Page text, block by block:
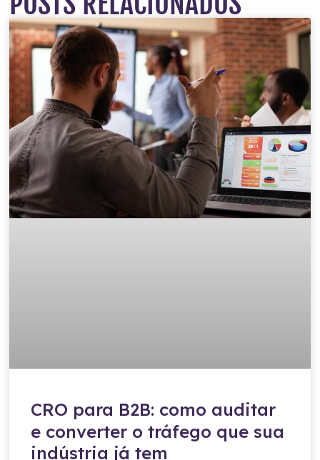
CRO para B2B: como auditar
e converter o tráfego que sua
indústria já tem